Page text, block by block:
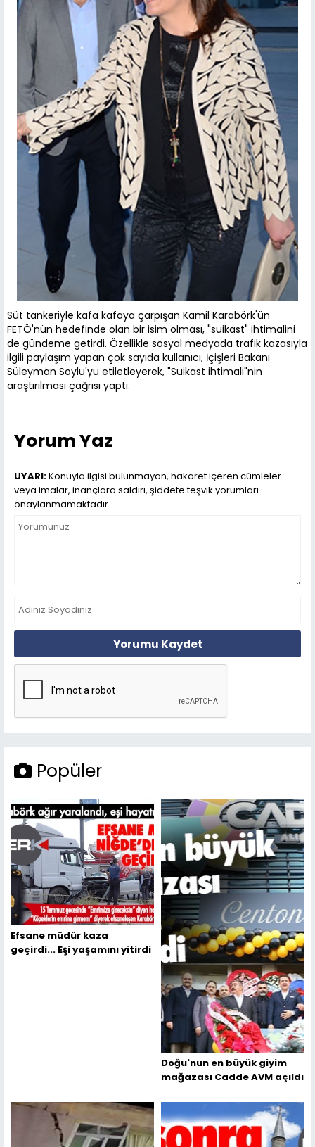
Süt tankeriyle kafa kafaya çarpışan Kamil Karabörk'ün
FETÖ'nün hedefinde olan bir isim olması, "suikast" ihtimalini
de gündeme getirdi. Özellikle sosyal medyada trafik kazasıyla
ilgili paylaşım yapan çok sayıda kullanıcı, İçişleri Bakanı
Süleyman Soylu'yu etiletleyerek, "Suikast ihtimali"nin
araştırılması çağrısı yaptı.
Yorum Yaz
UYARI:Konuyla ilgisi bulunmayan, hakaret içeren cümleler
veya imalar, inançlara saldırı, şiddete teşvik yorumları
onaylanmamaktadır.
Yorumu Kaydet
Popüler
Efsane müdür kaza
geçirdi... Eşi yaşamını yitirdi
Doğu'nun en büyük giyim
mağazası Cadde AVM açıldı